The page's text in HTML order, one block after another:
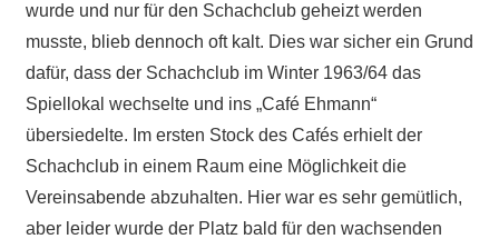
wurde und nur für den Schachclub geheizt werden
musste, blieb dennoch oft kalt. Dies war sicher ein Grund
dafür, dass der Schachclub im Winter 1963/64 das
Spiellokal wechselte und ins „Café Ehmann“
übersiedelte. Im ersten Stock des Cafés erhielt der
Schachclub in einem Raum eine Möglichkeit die
Vereinsabende abzuhalten. Hier war es sehr gemütlich,
aber leider wurde der Platz bald für den wachsenden